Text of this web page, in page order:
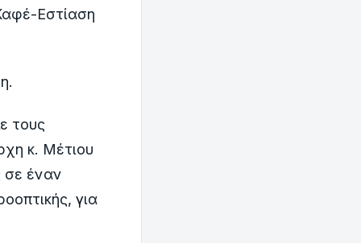
Εστίαση
τους
κ. Μέτιου
σε έναν
για